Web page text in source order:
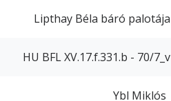
Lipthay Béla báró palotája
HU BFL XV.17.f.331.b - 70/7_v
Ybl Miklós